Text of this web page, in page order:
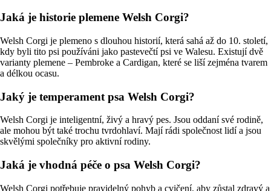
Jaká je historie plemene Welsh Corgi?
Welsh Corgi je plemeno s dlouhou historií, která sahá až do 10. století,
kdy byli tito psi používáni jako pastevečtí psi ve Walesu. Existují dvě
varianty plemene – Pembroke a Cardigan, které se liší zejména tvarem
a délkou ocasu.
Jaký je temperament psa Welsh Corgi?
Welsh Corgi je inteligentní, živý a hravý pes. Jsou oddaní své rodině,
ale mohou být také trochu tvrdohlaví. Mají rádi společnost lidí a jsou
skvělými společníky pro aktivní rodiny.
Jaká je vhodná péče o psa Welsh Corgi?
Welsh Corgi potřebuje pravidelný pohyb a cvičení, aby zůstal zdravý a